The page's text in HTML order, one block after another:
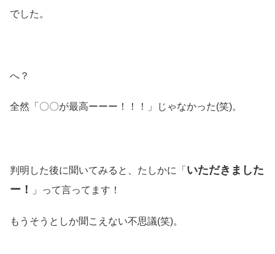
でした。
へ？
全然「〇〇が最高ーーー！！！」じゃなかった(笑)。
判明した後に聞いてみると、たしかに「 いただきました
ー！
」って言ってます！
もうそうとしか聞こえない不思議(笑)。